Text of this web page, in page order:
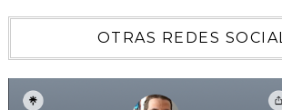
OTRAS REDES